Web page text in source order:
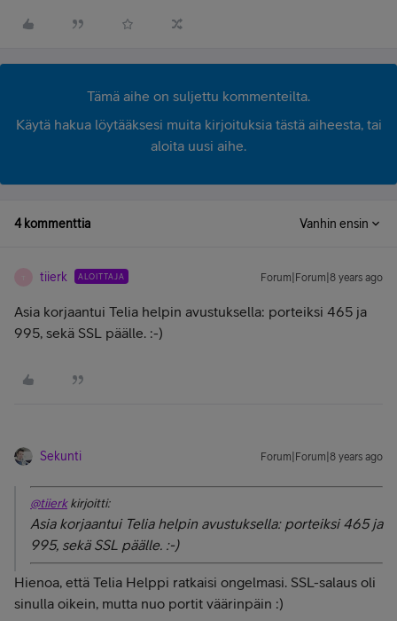
Tämä aihe on suljettu kommenteilta.
Käytä hakua löytääksesi muita kirjoituksia tästä aiheesta, tai
aloita uusi aihe.
4 kommenttia Vanhin ensin
tiierk ALOITTAJA Forum|Forum|8 years ago
Asia korjaantui Telia helpin avustuksella: porteiksi 465 ja
995, sekä SSL päälle. :-)
Sekunti Forum|Forum|8 years ago
@tiierkkirjoitti:
Asia korjaantui Telia helpin avustuksella: porteiksi 465 ja
995, sekä SSL päälle. :-)
Hienoa, että Telia Helppi ratkaisi ongelmasi. SSL-salaus oli
sinulla oikein, mutta nuo portit väärinpäin :)